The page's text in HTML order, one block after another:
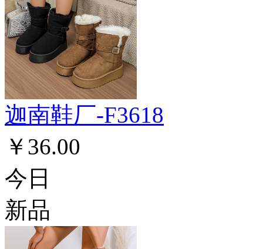
迦南鞋厂-F3618
￥36.00
今日
新品